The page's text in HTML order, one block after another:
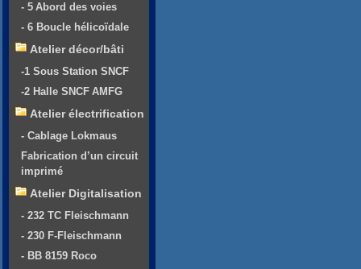
- 5 Abord des voies
- 6 Boucle hélicoïdale
Atelier décor/bâti
-1 Sous Station SNCF
-2 Halle SNCF AMFG
Atelier électrification
- Cablage Lokmaus
Fabrication d’un circuit
imprimé
Atelier Digitalisation
- 232 TC Fleischmann
- 230 F-Fleischmann
- BB 8159 Roco